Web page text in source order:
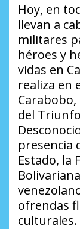
Hoy, en
llevan a
militares
héroes y
vidas en
realiza en
del
presencia
Estado, la
ofrendas
culturales.